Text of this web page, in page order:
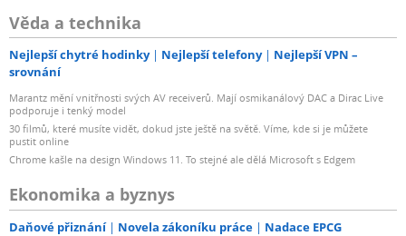
Věda a technika
Nejlepší chytré hodinky Nejlepší telefony
Nejlepší VPN –
srovnání
Marantz mění vnitřnosti svých AV receiverů. Mají osmikanálový DAC a Dirac Live
podporuje i tenký model
30 filmů, které musíte vidět, dokud jste ještě na světě. Víme, kde si je můžete
pustit online
Chrome kašle na design Windows 11. To stejné ale dělá Microsoft s Edgem
Ekonomika a byznys
Daňové přiznání Novela zákoníku práce Nadace EPCG